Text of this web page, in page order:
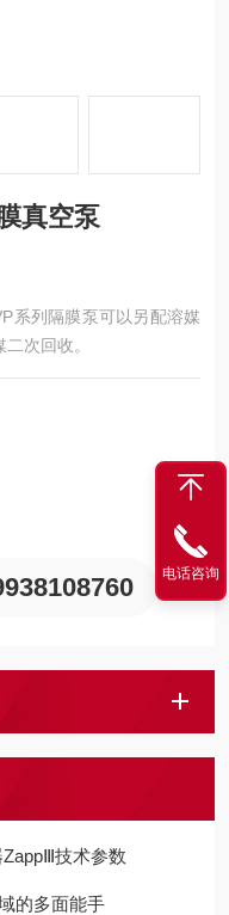
真空泵
系列隔膜泵可以另配溶媒
次回收。
技术参数
的多面能手​
电话咨询